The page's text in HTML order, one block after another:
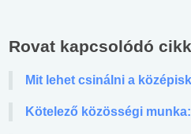
Rovat kapcsolódó
Mit lehet csinálni a
Kötelező közösségi